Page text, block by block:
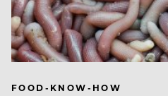
FOOD-KNOW-HOW